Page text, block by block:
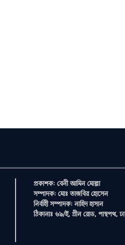
প্রকাশক: বেনী আমিন মোল্লা
সম্পাদক: মোঃ তাজবির হোসেন
নির্বাহী সম্পাদক: নাহিদ হাসান
ঠিকানাঃ ৬৯/ই, গ্রীন রোড, পান্থপথ,